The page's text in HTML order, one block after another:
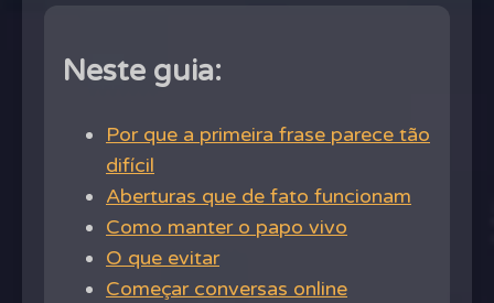
Neste guia:
Por que a primeira frase parece tão
difícil
Aberturas que de fato funcionam
Como manter o papo vivo
O que evitar
Começar conversas online